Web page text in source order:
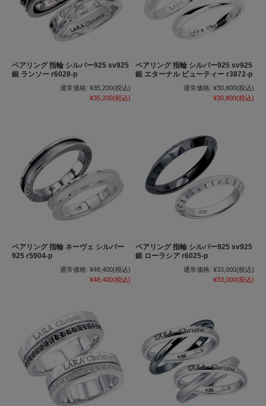
ペアリング 指輪 シルバー925 sv925
銀 ランソー r6028-p
通常価格: ¥35,200(税込)
¥35,200(税込)
ペアリング 指輪 シルバー925 sv925
銀 エターナル ビューティー r3872-p
通常価格: ¥30,800(税込)
¥30,800(税込)
ペアリング 指輪 ネーヴェ シルバー
925 r5904-p
通常価格: ¥48,400(税込)
¥48,400(税込)
ペアリング 指輪 シルバー925 sv925
銀 ローラシア r6025-p
通常価格: ¥33,000(税込)
¥33,000(税込)